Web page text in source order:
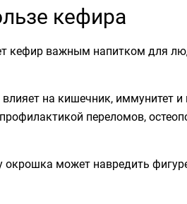
кефира
кефир важным напитком для
на кишечник, иммунитет
переломов,
окрошка может навредить